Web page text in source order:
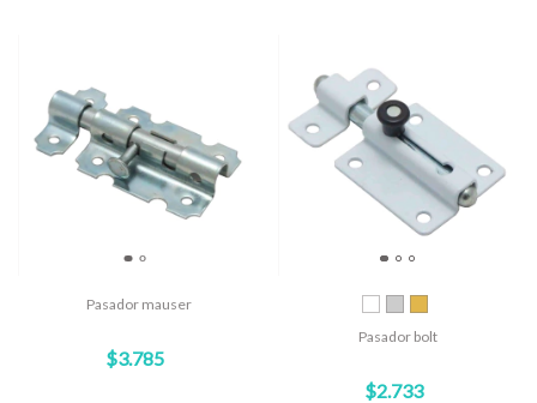
Pasador mauser
$3.785
Pasador bolt
$2.733